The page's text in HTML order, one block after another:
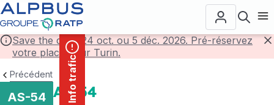
principal
Save the date! 24 oct. ou 5 déc. 2026. Pré-réservez
votre place pour Turin.
Info trafic
Précédent
AS-54 AS-54
Panneau de gestion des cookies